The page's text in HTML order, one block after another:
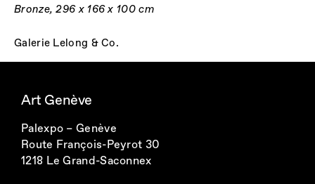
Bronze, 296 x 166 x 100 cm
Galerie Lelong & Co.
Art Genève
Palexpo – Genève
Route François-Peyrot 30
1218 Le Grand-Saconnex